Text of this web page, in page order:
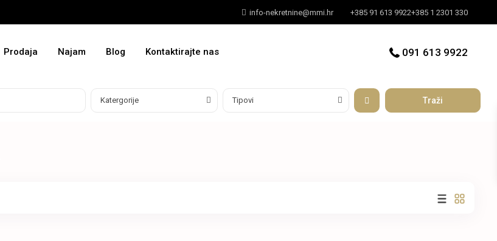
info-nekretnine@mmi.hr +385 91 613 9922+385 1 2301 330
Prodaja Najam Blog Kontaktirajte nas 091 613 9922
Katergorije Tipovi